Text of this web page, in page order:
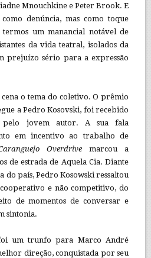
Mnouchkine e Peter Brook. E
denúncia, mas como toque
um manancial notável de
da vida teatral, isolados da
prejuízo sério para a expressão
o tema do coletivo. O prêmio
a Pedro Kosovski, foi recebido
pelo jovem autor. A sua fala
em incentivo ao trabalho de
Overdrivemarcou a
de estrada de Aquela Cia. Diante
do país, Pedro Kosowski ressaltou
e não competitivo, do
de momentos de conversar e
sintonia.
um trunfo para Marco André
direção, conquistada por seu